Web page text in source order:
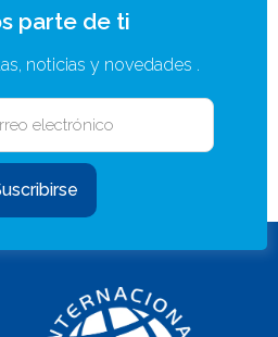
parte de ti
noticias y novedades .